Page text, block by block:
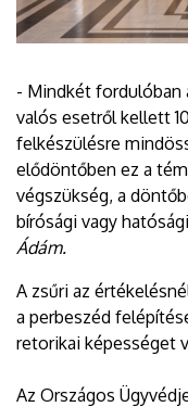
- Mindkét fordulóban
valós esetről kellett
felkészülésre
elődöntőben ez a
végszükség, a
bírósági vagy
Ádám.
A zsűri az
a perbeszéd
retorikai képességet
Az Országos